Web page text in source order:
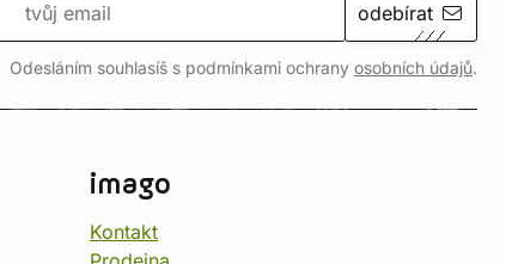
odebírat
Odesláním souhlasíš s podmínkami ochrany osobních údajů.
imago
Kontakt